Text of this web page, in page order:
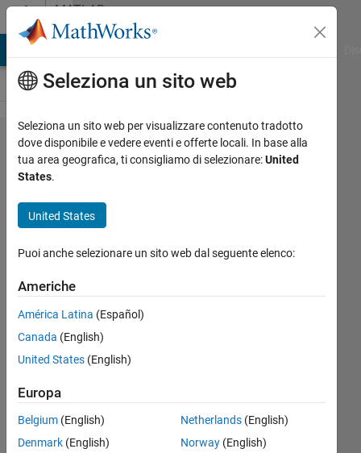
Vai al contenutoMATLAB
Answers
Why is fsurf
complaining
plots -e^(-
Brando
13 Gen
2018
Risposta
Aggiornato
13 Gen
Seleziona un sito web
Seleziona un sito web per visualizzare contenuto tradotto
dove disponibile e vedere eventi e offerte locali. In base alla
tua area geografica, ti consigliamo di selezionare:United
States.
United States
Puoi anche selezionare un sito web dal seguente elenco:
Americhe
América Latina (Español)
Canada (English)
United States (English)
Europa
Belgium (English)
Denmark (English)
Netherlands(English)
Norway(English)